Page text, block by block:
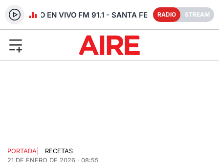
RADIO EN VIVO FM 91.1 - SANTA FE RADIO STREAM
PORTADA
RECETAS
21 DE ENERO DE 2026 · 08:55